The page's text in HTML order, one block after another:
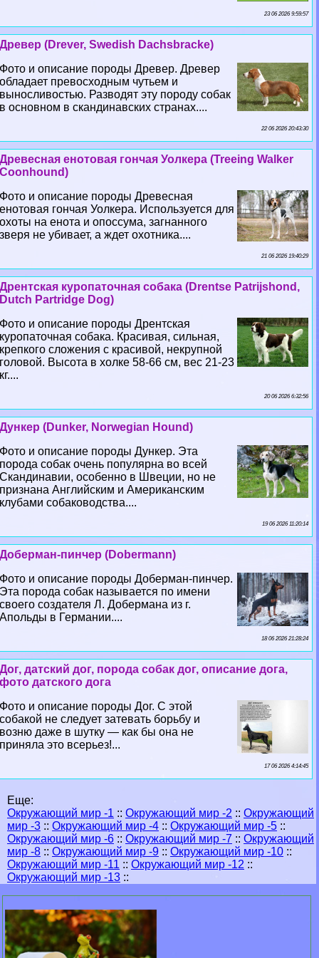
23 06 2026 9:59:57
Древер (Drever, Swedish Dachsbracke)
Фото и описание породы Древер. Древер
обладает превосходным чутьем и
выносливостью. Разводят эту породу собак
в основном в скандинавских странах....
22 06 2026 20:43:30
Древесная енотовая гончая Уолкера (Treeing Walker
Coonhound)
Фото и описание породы Древесная
енотовая гончая Уолкера. Используется для
охоты на енота и опоссума, загнанного
зверя не убивает, а ждет охотника....
21 06 2026 19:40:29
Дрентская куропаточная собака (Drentse Patrijshond,
Dutch Partridge Dog)
Фото и описание породы Дрентская
куропаточная собака. Красивая, сильная,
крепкого сложения с красивой, некрупной
головой. Высота в холке 58-66 см, вес 21-23
кг....
20 06 2026 6:32:56
Дункер (Dunker, Norwegian Hound)
Фото и описание породы Дункер. Эта
порода собак очень популярна во всей
Скандинавии, особенно в Швеции, но не
признана Английским и Американским
клубами собаководства....
19 06 2026 11:20:14
Доберман-пинчер (Dobermann)
Фото и описание породы Доберман-пинчер.
Эта порода собак называется по имени
своего создателя Л. Добермана из г.
Апольды в Германии....
18 06 2026 21:28:24
Дог, датский дог, порода собак дог, описание дога,
фото датского дога
Фото и описание породы Дог. С этой
собакой не следует затевать борьбу и
возню даже в шутку — как бы она не
приняла это всерьез!...
17 06 2026 4:14:45
Еще:
Окружающий мир -1 :: Окружающий мир -2 :: Окружающий
мир -3 :: Окружающий мир -4 :: Окружающий мир -5 ::
Окружающий мир -6 :: Окружающий мир -7 :: Окружающий
мир -8 :: Окружающий мир -9 :: Окружающий мир -10 ::
Окружающий мир -11 :: Окружающий мир -12 ::
Окружающий мир -13 ::